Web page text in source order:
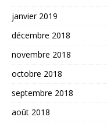
janvier 2019
décembre 2018
novembre 2018
octobre 2018
septembre 2018
août 2018